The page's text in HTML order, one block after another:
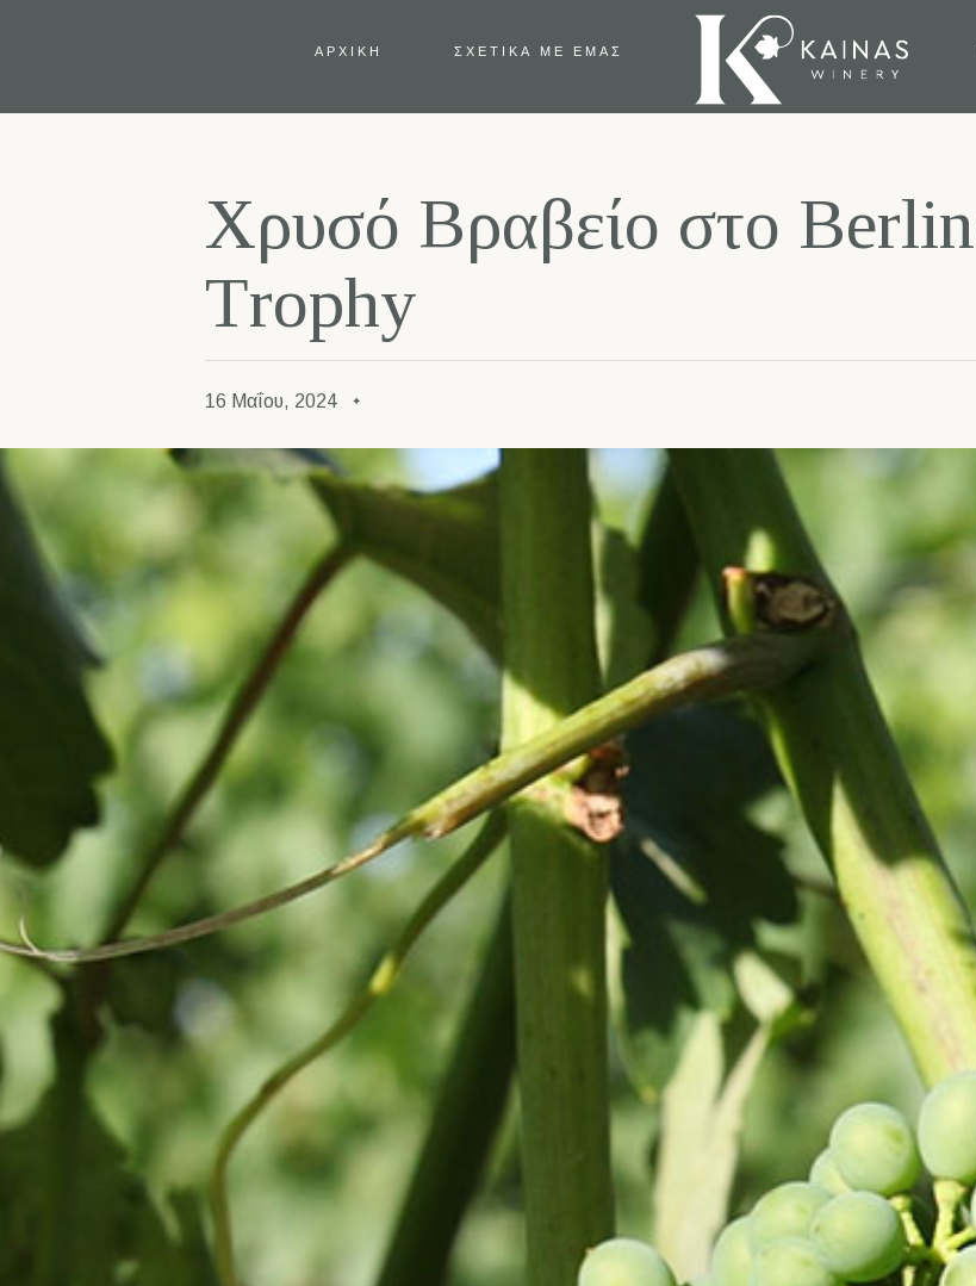
ΑΡΧΙΚΗ ΣΧΕΤΙΚΑ ΜΕ ΕΜΑΣ
Χρυσό Βραβείο στο Berlin
Trophy
16 Μαΐου, 2024 ✦